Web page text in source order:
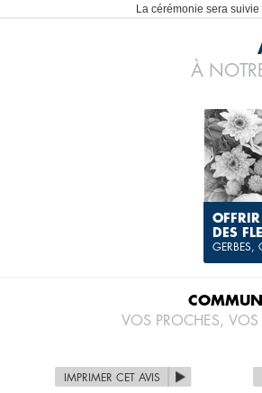
La cérémonie sera
À
OFFRIR
DES
GERBES,
VOS PROCHES,
IMPRIMER CET AVIS